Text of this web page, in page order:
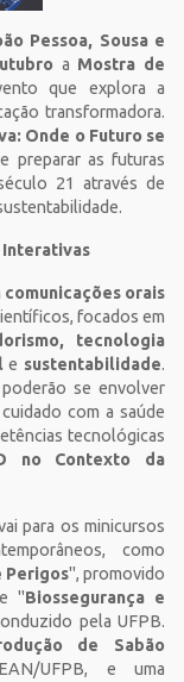
Pessoa, Sousa e
a Mostra de
que explora a
transformadora.
Onde o Futuro se
preparar as futuras
21 através de
Interativas
comunicações orais
focados em
tecnologia
e sustentabilidade.
se envolver
com a saúde
tecnológicas
no Contexto da
para os minicursos
como
Perigos", promovido
"Biossegurança e
pela UFPB.
de Sabão
UFPB, e uma